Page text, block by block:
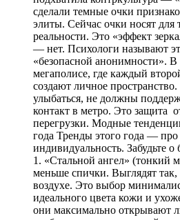
сделали темные очки
элиты. Сейчас очки носят для
реальности. Это «эффект
— нет. Психологи называют
«безопасной анонимности».
мегаполисе, где каждый
создают личное
улыбаться, не должны
контакт в метро. Это защита
перегрузки. Модные
года Тренды этого года —
индивидуальность. Забудьте о
1. «Стальной ангел» (тонкий
меньше спички. Выглядят так,
воздухе. Это выбор
идеального цвета кожи и
они максимально открывают